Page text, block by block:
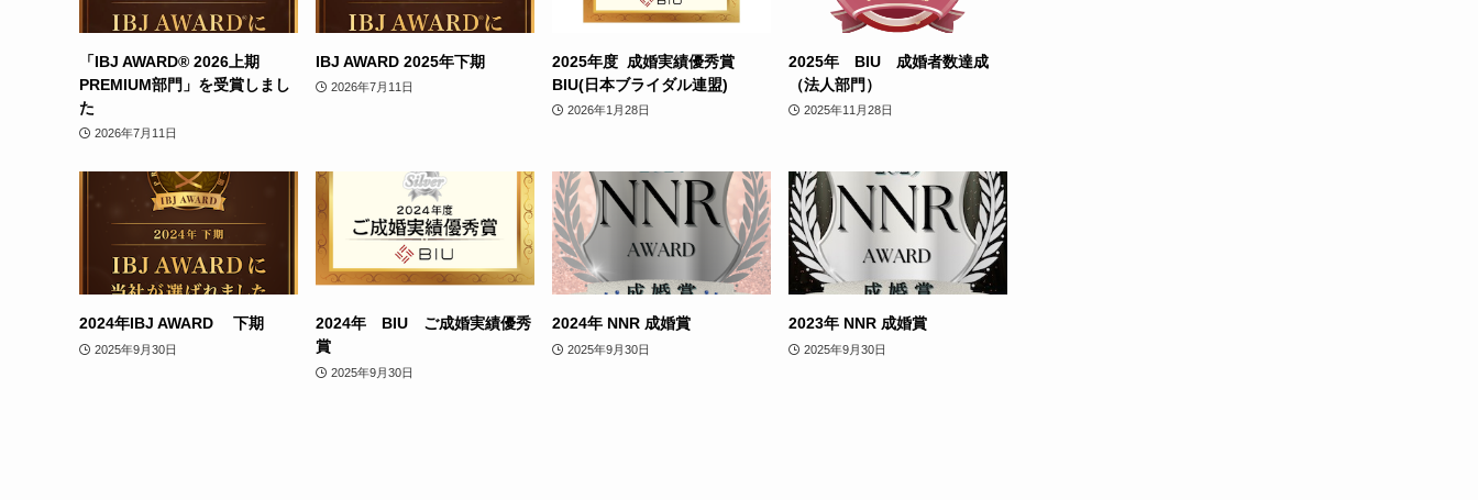
「IBJ AWARD® 2026上期
PREMIUM部門」を受賞しまし
た
2026年7月11日
IBJ AWARD 2025年下期
2026年7月11日
2025年度 成婚実績優秀賞
BIU(日本ブライダル連盟)
2026年1月28日
2025年 BIU 成婚者数達成
（法人部門）
2025年11月28日
2024年IBJ AWARD 下期
2025年9月30日
2024年 BIU ご成婚実績優秀
賞
2025年9月30日
2024年 NNR 成婚賞
2025年9月30日
2023年 NNR 成婚賞
2025年9月30日